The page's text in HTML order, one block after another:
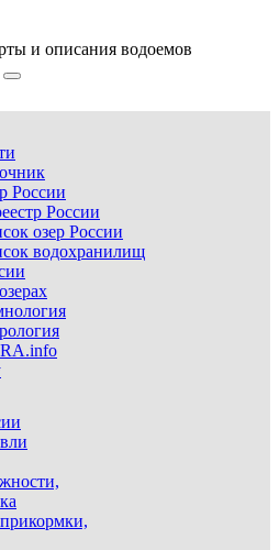
и описания водоемов
России
России
озер России
водохранилищ